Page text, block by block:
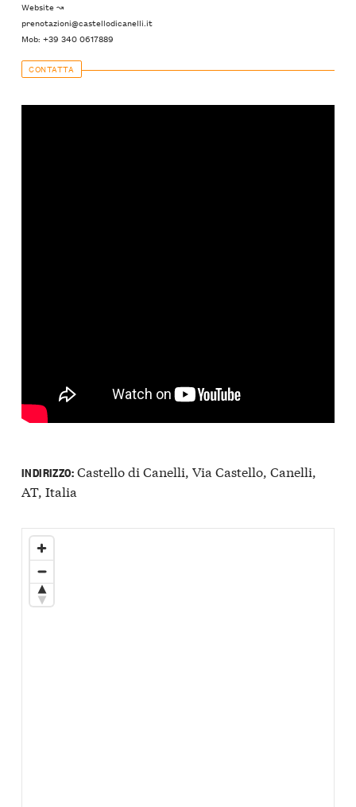
Website ↝
prenotazioni@castellodicanelli.it
Mob: +39 340 0617889
CONTATTA
INDIRIZZO:Castello di Canelli, Via Castello, Canelli,
AT, Italia